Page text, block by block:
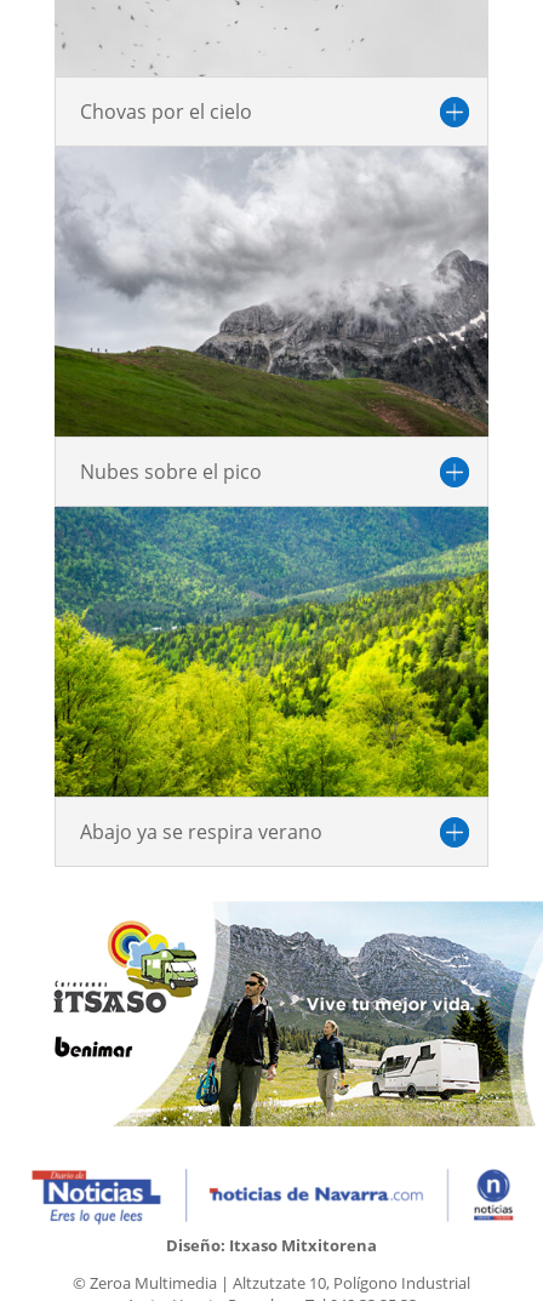
Chovas por el cielo
Nubes sobre el pico
Abajo ya se respira verano
Diseño: Itxaso Mitxitorena
© Zeroa Multimedia | Altzutzate 10, Polígono Industrial